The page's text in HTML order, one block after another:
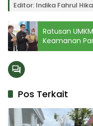
Editor: Indika Fahrul
Ratusan
Keamanan
Pos Terkait